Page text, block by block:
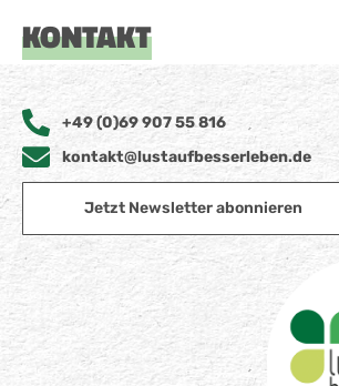
KONTAKT
+49 (0)69 907 55 816
kontakt@lustaufbesserleben.de
Jetzt Newsletter abonnieren